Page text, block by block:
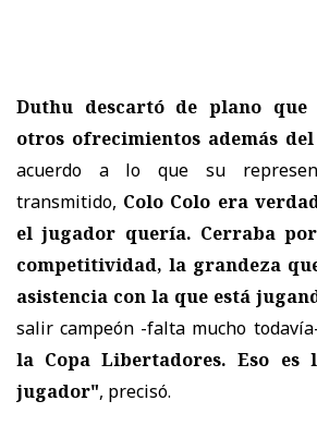
Duthu descartó de plano que
otros ofrecimientos además
acuerdo a lo que su
transmitido, Colo Colo era
el jugador quería. Cerraba
competitividad, la grandeza
asistencia con la que está
salir campeón -falta mucho
la Copa Libertadores. Eso
jugador", precisó.